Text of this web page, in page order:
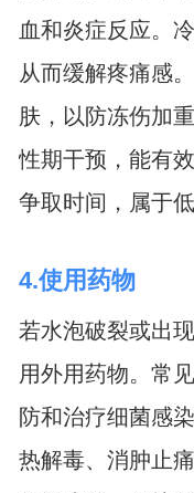
血和炎症反应。
从而缓解疼痛感
肤，以防冻伤加
性期干预，能有
争取时间，属于
4.使用药物
若水泡破裂或出
用外用药物。常
防和治疗细菌感
热解毒、消肿止